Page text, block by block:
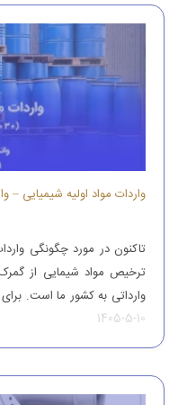
واردات مواد اولیه شیمیایی –
تاکنون در مورد چگونگی
ترخیص مواد شیمایی از
وارداتی به کشور ما است.
باید به افراد با تجربه رجوع
یک را وارد کنند. واردات و […]
1405-5-10